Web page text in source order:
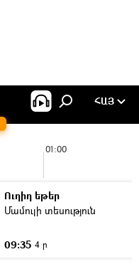
ՀԱՅ
01:00
Ուղիղ եթեր
Մամուլի տեսություն
09:35 4 ր